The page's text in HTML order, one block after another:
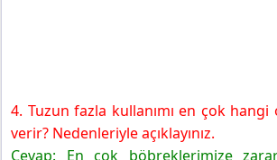
4. Tuzun fazla kullanımı en çok hangi
verir? Nedenleriyle açıklayınız.
Cevap: En çok böbreklerimize